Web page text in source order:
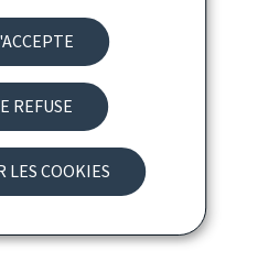
REFUSE
LES COOKIES
et de la politique